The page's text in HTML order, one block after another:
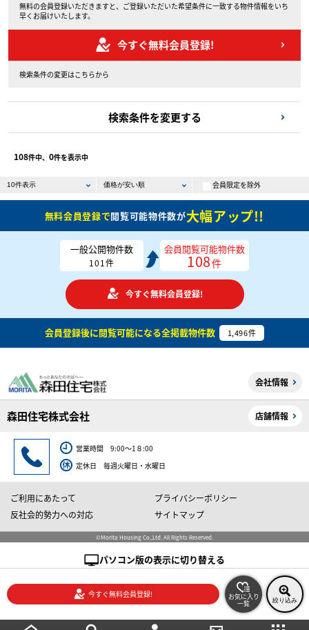
無料の会員登録いただきますと、ご登録いただいた希望条件に一致する物件情報をいち
早くお届けいたします。
今すぐ無料会員登録!
検索条件の変更はこちらから
検索条件を変更する
108件中、 0件を表示中
会員限定を除外
無料会員登録で閲覧可能物件数が大幅アップ!!
一般公開物件数
101件
会員閲覧可能物件数
108件
今すぐ無料会員登録!
会員登録後に閲覧可能になる全掲載物件数 1,496件
会社情報
森田住宅株式会社 店舗情報
営業時間 9:00～1８:00
定休日 毎週火曜日・水曜日
ご利用にあたって
プライバシーポリシー
反社会的勢力への対応
サイトマップ
©Morita Housing Co.,Ltd. All Rights Reserved.
パソコン版の表示に切り替える
今すぐ無料会員登録! お気に入り
一覧 絞り込み